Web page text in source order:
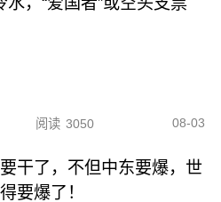
阅读 3050 08-03
干了，不但中东要爆，世
要爆了！